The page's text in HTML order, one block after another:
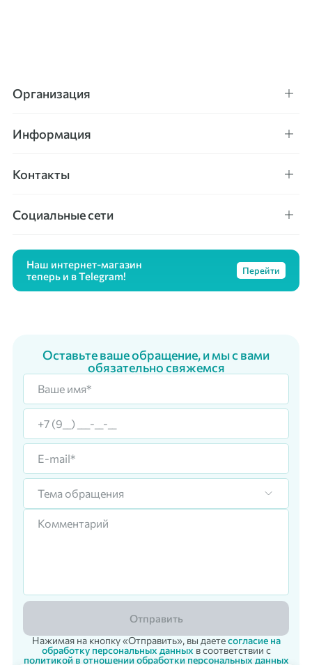
Организация
Информация
Контакты
Социальные сети
Наш интернет-магазин
теперь и в Telegram!
Перейти
Оставьте ваше обращение, и мы с вами
обязательно свяжемся
Тема обращения
Отправить
Нажимая на кнопку «Отправить», вы даетесогласие на
обработку персональных данных в соответствии с
политикой в отношении обработки персональных данных